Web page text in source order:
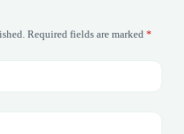
Required fields are marked *